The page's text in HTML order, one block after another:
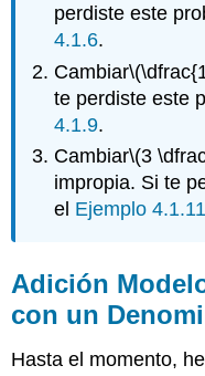
perdiste este
4.1.6.
Cambiar
te perdiste este
4.1.9.
Cambiar\(3
impropia. Si te
el Ejemplo 4.1.11
Adición
con un
Hasta el momento,